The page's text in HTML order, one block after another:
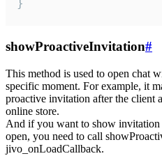
}
showProactiveInvitation#
This method is used to open chat
specific moment. For example, it
proactive invitation after the client
online store.
And if you want to show invitation
open, you need to call
jivo_onLoadCallback.